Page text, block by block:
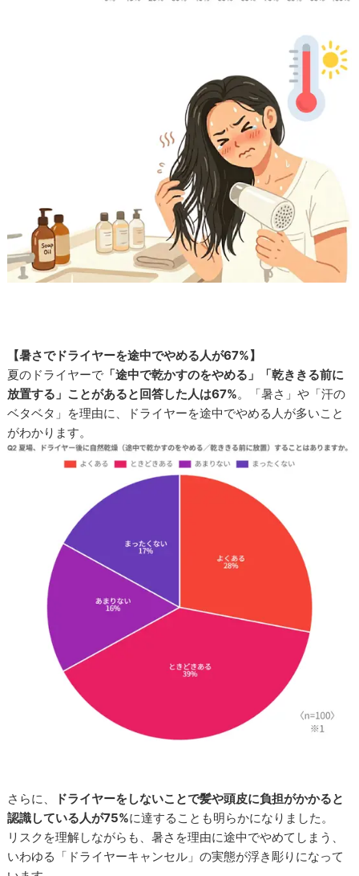
【暑さでドライヤーを途中でやめる人が67%】
夏のドライヤーで 「途中で乾かすのをやめる」「乾ききる前に
放置する」ことがあると回答した人は67%。「暑さ」や「汗の
ベタベタ」を理由に、ドライヤーを途中でやめる人が多いこと
がわかります。
さらに、
ドライヤーをしないことで髪や頭皮に負担がかかると
認識している人が75%に達することも明らかになりました。
リスクを理解しながらも、暑さを理由に途中でやめてしまう、
いわゆる「ドライヤーキャンセル」の実態が浮き彫りになって